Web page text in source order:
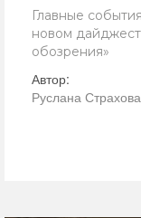
Главные
новом
обозрения»
Автор:
Руслана Страхова